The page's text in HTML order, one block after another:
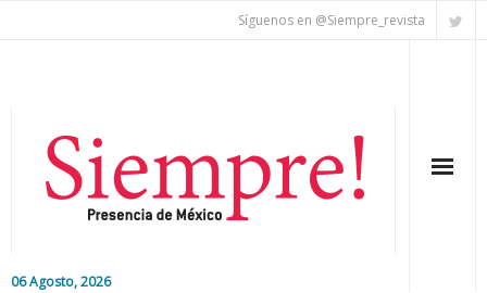
Síguenos en @Siempre_revista
06 Agosto, 2026